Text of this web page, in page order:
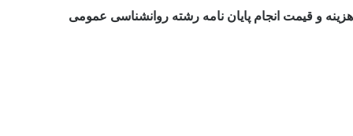
هزینه و قیمت انجام پایان نامه رشته روانشناسی عمومی